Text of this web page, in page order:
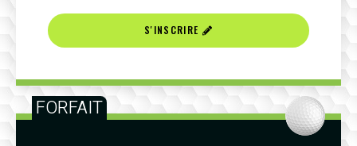
S'INSCRIRE
FORFAIT